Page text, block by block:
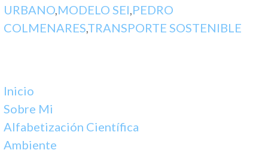
URBANO,MODELO SEI,PEDRO
COLMENARES,TRANSPORTE SOSTENIBLE
Inicio
Sobre Mi
Alfabetización Científica
Ambiente